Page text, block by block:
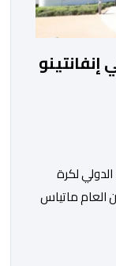
إنفانتينو
لكرة
العام ماتياس